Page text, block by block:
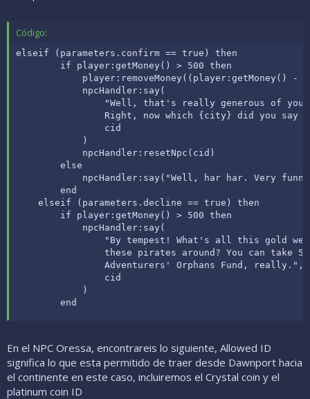
Código:
elseif (parameters.confirm == true) then
        if player:getMoney() > 500 then
player:removeMoney((player:getMoney() -
            npcHandler:say(
"Well, that's really generous of
Right, now which {city} did you say
                cid
            )
            npcHandler:resetNpc(cid)
        else
npcHandler:say("Well, har har. Very
        end
    elseif (parameters.decline == true) then
        if player:getMoney() > 500 then
            npcHandler:say(
"By tempest! What's all this gold
these pirates around? You can take
                Adventurers' Orphans Fund, really.",
                cid
            )
        end
En el NPC Oressa, encontrareis lo siguiente, Allowed ID
significa lo que esta permitido de traer desde Dawnport hacia
el continente en este caso, incluiremos el Crystal coin y el
platinum coin ID